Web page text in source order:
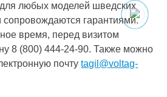
любых моделей шведских
сопровождаются гарантиями.
время, перед визитом
8 (800) 444-24-90. Также можно
почтуtagil@voltag-